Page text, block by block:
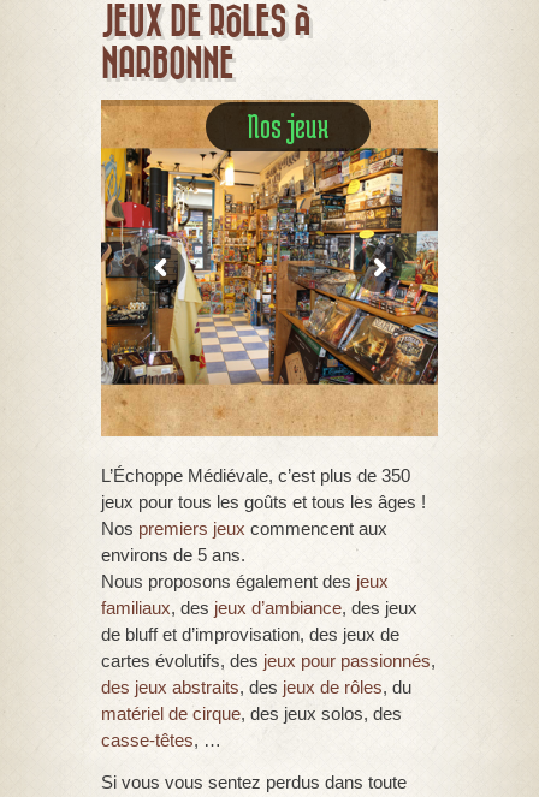
JEUX DE RÔLES À
NARBONNE
Nos jeux
L’Échoppe Médiévale, c’est plus de 350
jeux pour tous les goûts et tous les âges !
Nos premiers jeux commencent aux
environs de 5 ans.
Nous proposons également des jeux
familiaux, des jeux d’ambiance, des jeux
de bluff et d’improvisation, des jeux de
cartes évolutifs, des jeux pour passionnés,
des jeux abstraits, des jeux de rôles, du
matériel de cirque, des jeux solos, des
casse-têtes, …
Si vous vous sentez perdus dans toute